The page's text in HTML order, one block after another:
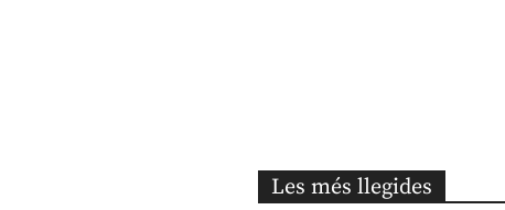
Les més llegides